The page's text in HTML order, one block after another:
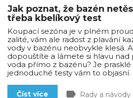
Jak poznat, že bazén
třeba kbelíkový test
Koupací sezóna je v plném
zalité, vám ale radost z plavání
vody v bazénu neobvykle klesá.
dopouštíte a lámete si hlavu nad
voda přímo z bazénu? Je
jednoduché testy vám to objasní.
Číst více label Rady a návody